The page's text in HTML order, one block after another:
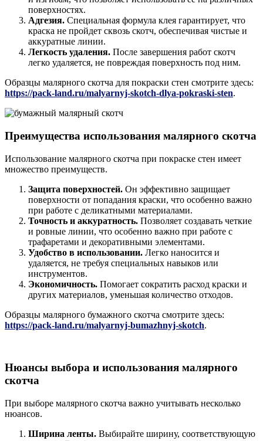
поверхностях.
Адгезия. Специальная формула клея гарантирует, что
краска не пройдет сквозь скотч, обеспечивая чистые и
аккуратные линии.
Легкость удаления. После завершения работ скотч
легко удаляется, не повреждая поверхность под ним.
Образцы малярного скотча для покраски стен смотрите здесь:
https://pack-land.ru/malyarnyj-skotch-dlya-pokraski-sten.
Преимущества использования малярного скотча
Использование малярного скотча при покраске стен имеет
множество преимуществ.
Защита поверхностей. Он эффективно защищает
поверхности от попадания краски, что особенно важно
при работе с деликатными материалами.
Точность и аккуратность. Позволяет создавать четкие
и ровные линии, что особенно важно при работе с
трафаретами и декоративными элементами.
Удобство в использовании. Легко наносится и
удаляется, не требуя специальных навыков или
инструментов.
Экономичность. Помогает сократить расход краски и
других материалов, уменьшая количество отходов.
Образцы малярного бумажного скотча смотрите здесь:
https://pack-land.ru/malyarnyj-bumazhnyj-skotch.
Нюансы выбора и использования малярного
скотча
При выборе малярного скотча важно учитывать несколько
нюансов.
Ширина ленты. Выбирайте ширину, соответствующую